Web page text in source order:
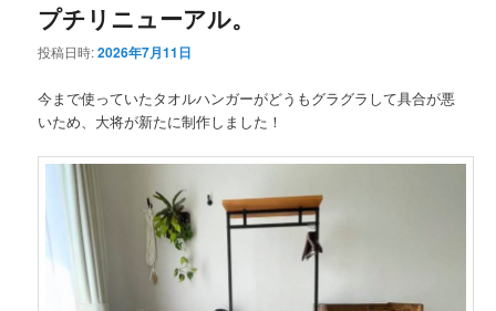
プチリニューアル。
投稿日時:2026年7月11日
今まで使っていたタオルハンガーがどうもグラグラして具合が悪
いため、大将が新たに制作しました！